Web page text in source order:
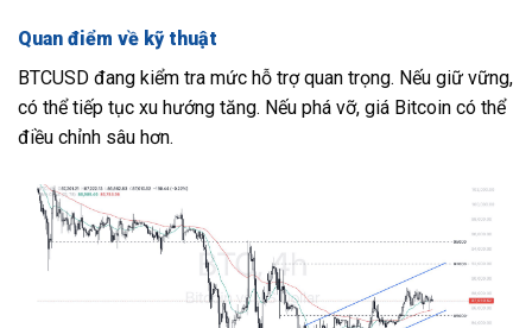
Quan điểm về kỹ thuật
BTCUSD đang kiểm tra mức hỗ trợ quan trọng. Nếu giữ vững,
có thể tiếp tục xu hướng tăng. Nếu phá vỡ, giá Bitcoin có thể
điều chỉnh sâu hơn.